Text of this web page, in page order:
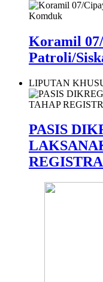
Koramil
Patroli/
LIPUTAN
PASIS